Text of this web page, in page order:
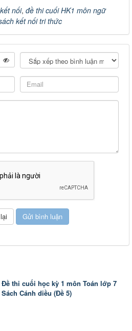
nối, đề thi cuối HK1 môn ngữ
kết nối tri thức
Đề thi cuối học kỳ 1 môn Toán lớp 7
Sách Cánh diều (Đề 5)